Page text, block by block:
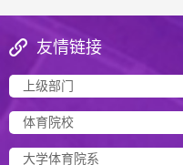
友情链接
上级部门
体育院校
大学体育院系